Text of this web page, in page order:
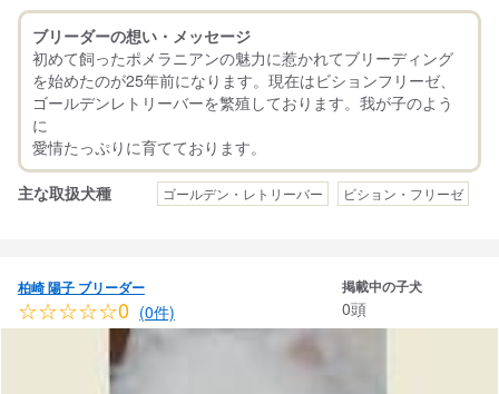
ブリーダーの想い・メッセージ
初めて飼ったポメラニアンの魅力に惹かれてブリーディング
を始めたのが25年前になります。現在はビションフリーゼ、
ゴールデンレトリーバーを繁殖しております。我が子のよう
に
主な取扱犬種 ゴールデン・レトリーバー ビション・フリーゼ
柏崎 陽子 ブリーダー
☆☆☆☆☆0 (0件)
掲載中の子犬
0頭